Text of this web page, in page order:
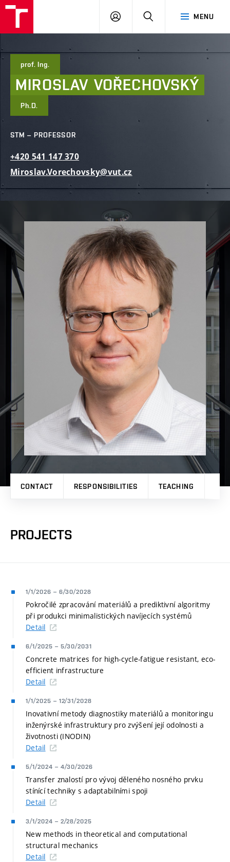
MENU
LOG
prof. Ing.
MIROSLAV VOŘECHOVSKÝ
Ph.D.
STM – PROFESSOR
+420 541 147370
Miroslav.Vorechovsky@vut.cz
CONTACT RESPONSIBILITIES TEACHING
PROJECTS
1/1/2026 – 6/30/2028
Pokročilé zpracování materiálů a prediktivní algoritmy
při produkci minimalistických navíjecích systémů
Detail
6/1/2025 – 5/30/2031
Concrete matrices for high-cycle-fatigue resistant, eco-
efficient infrastructure
Detail
1/1/2025 – 12/31/2028
Inovativní metody diagnostiky materiálů a monitoringu
inženýrské infrastruktury pro zvýšení její odolnosti a
životnosti (INODIN)
Detail
5/1/2024 – 4/30/2026
Transfer znalostí pro vývoj děleného nosného prvku
stínící techniky s adaptabilními spoji
Detail
3/1/2024 – 2/28/2025
New methods in theoretical and computational
structural mechanics
Detail